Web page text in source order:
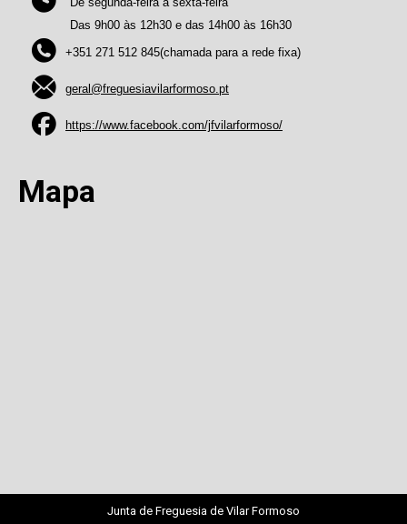
Das 9h00 às 12h30 e das 14h00 às 16h30
+351 271 512 845(chamada para a rede fixa)
geral@freguesiavilarformoso.pt
https://www.facebook.com/jfvilarformoso/
Mapa
Junta de Freguesia de Vilar Formoso